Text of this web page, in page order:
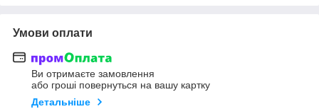
Умови оплати
Ви отримаєте замовлення
або гроші повернуться на вашу картку
Детальніше